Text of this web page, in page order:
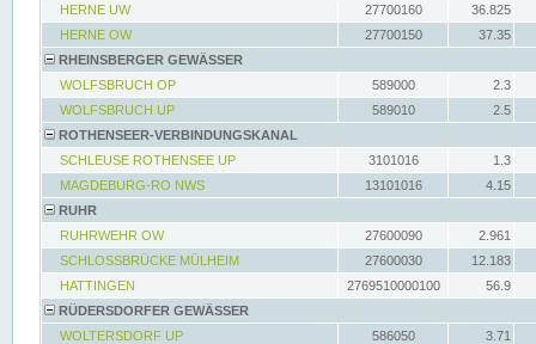
HERNE UW
27700160
36.825
HERNE OW
27700150
37.35
RHEINSBERGER GEWÄSSER
WOLFSBRUCH OP
589000
2.3
WOLFSBRUCH UP
589010
2.5
ROTHENSEER-VERBINDUNGSKANAL
SCHLEUSE ROTHENSEE UP
3101016
1.3
MAGDEBURG-RO NWS
13101016
4.15
RUHR
RUHRWEHR OW
27600090
2.961
SCHLOSSBRÜCKE MÜLHEIM
27600030
12.183
HATTINGEN
2769510000100
56.9
RÜDERSDORFER GEWÄSSER
WOLTERSDORF UP
586050
3.71